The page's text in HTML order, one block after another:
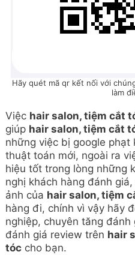
Hãy quét mã qr kết nối với
làm
Việc hair salon, tiệm cắt
giúp hair salon, tiệm cắt
những việc bị google phạt
thuật toán mới, ngoài ra
hiệu tốt trong lòng những
nghị khách hàng đánh
ảnh của hair salon, tiệm
hàng đi, chính vì vậy hãy
nghiệp, chuyên tăng
đánh giá review trên hair
tóc cho bạn.